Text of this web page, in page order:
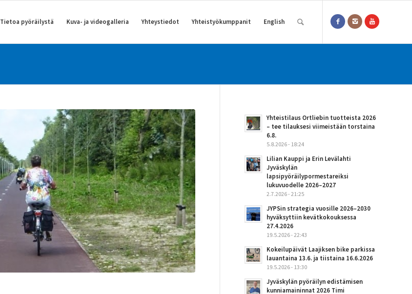
Tietoa pyöräilystä Kuva- ja videogalleria Yhteystiedot Yhteistyökumppanit English
Yhteistilaus Ortliebin tuotteista 2026
– tee tilauksesi viimeistään torstaina
6.8.
5.8.2026 - 18:24
Lilian Kauppi ja Erin Levälahti
Jyväskylän
lapsipyöräilypormestareiksi
lukuvuodelle 2026–2027
2.7.2026 - 21:25
JYPSin strategia vuosille 2026–2030
hyväksyttiin kevätkokouksessa
27.4.2026
19.5.2026 - 22:43
Kokeilupäivät Laajiksen bike parkissa
lauantaina 13.6. ja tiistaina 16.6.2026
19.5.2026 - 13:30
Jyväskylän pyöräilyn edistämisen
kunniamaininnat 2026 Timi